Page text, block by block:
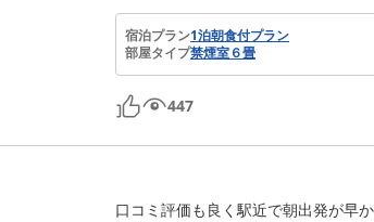
宿泊プラン1泊朝食付プラン
部屋タイプ禁煙室６畳
447
口コミ評価も良く駅近で朝出発が早